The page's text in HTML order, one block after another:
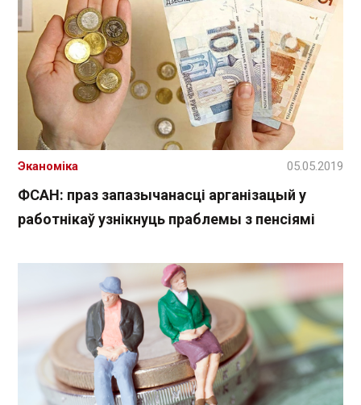
ФСАН: праз запазычанасці арганізацый у
работнікаў узнікнуць праблемы з пенсіямі
Эканоміка 05.05.2019